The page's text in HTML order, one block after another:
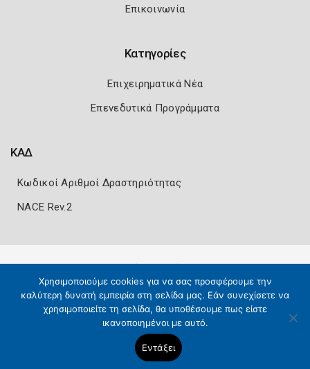
Επικοινωνία
Κατηγορίες
Επιχειρηματικά Νέα
Επενεδυτικά Προγράμματα
ΚΑΔ
Κωδικοί Αριθμοί Δραστηριότητας
NACE Rev.2
Χρησιμοποιούμε cookies για να σας προσφέρουμε την
καλύτερη δυνατή εμπειρία στη σελίδα μας. Εάν συνεχίσετε να
χρησιμοποιείτε τη σελίδα, θα υποθέσουμε πως είστε
ικανοποιημένοι με αυτό.
Εντάξει
Copyright 2026 Knowledge A.E.